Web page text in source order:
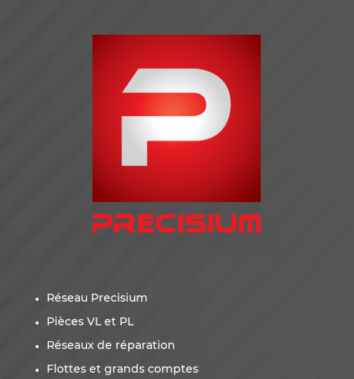
Réseau Precisium
Pièces VL et PL
Réseaux de réparation
Flottes et grands comptes